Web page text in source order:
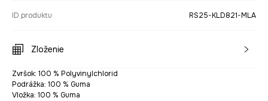
ID produktu RS25-KLD821-MLA
Zloženie
Zvršok: 100 % Polyvinylchlorid
Podrážka: 100 % Guma
Vložka: 100 % Guma